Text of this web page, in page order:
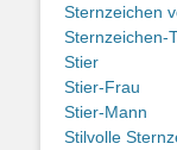
Sternzeichen
Sternzeichen-
Stier
Stier-Frau
Stier-Mann
Stilvolle